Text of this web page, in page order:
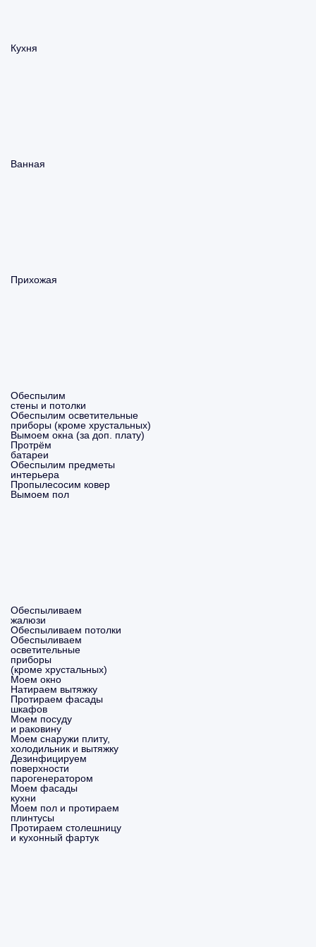
Кухня
Ванная
Прихожая
Обеспылим
стены и потолки
Обеспылим осветительные
приборы (кроме хрустальных)
Вымоем окна (за доп. плату)
Протрём
батареи
Обеспылим предметы
интерьера
Пропылесосим ковер
Вымоем пол
Обеспыливаем
жалюзи
Обеспыливаем потолки
Обеспыливаем
осветительные
приборы
(кроме хрустальных)
Моем окно
Натираем вытяжку
Протираем фасады
шкафов
Моем посуду
и раковину
Моем снаружи плиту,
холодильник и вытяжку
Дезинфицируем
поверхности
парогенератором
Моем фасады
кухни
Моем пол и протираем
плинтусы
Протираем столешницу
и кухонный фартук